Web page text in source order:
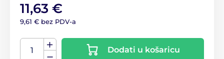
11,63 €
9,61 € bez PDV-a
Dodati u košaricu